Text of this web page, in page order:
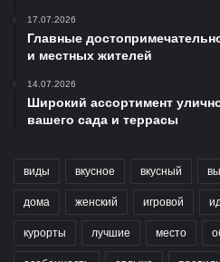
17.07.2026
Главные
и местных жителей
14.07.2026
Широкий ассортимент
вашего сада и террасы
виды вкусное вкусный
дома женский игровой
курорты лучшие место